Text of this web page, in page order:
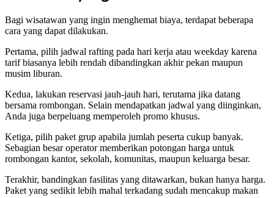
Bagi wisatawan yang ingin menghemat biaya, terdapat beberapa
cara yang dapat dilakukan.
Pertama, pilih jadwal rafting pada hari kerja atau weekday karena
tarif biasanya lebih rendah dibandingkan akhir pekan maupun
musim liburan.
Kedua, lakukan reservasi jauh-jauh hari, terutama jika datang
bersama rombongan. Selain mendapatkan jadwal yang diinginkan,
Anda juga berpeluang memperoleh promo khusus.
Ketiga, pilih paket grup apabila jumlah peserta cukup banyak.
Sebagian besar operator memberikan potongan harga untuk
rombongan kantor, sekolah, komunitas, maupun keluarga besar.
Terakhir, bandingkan fasilitas yang ditawarkan, bukan hanya harga.
Paket yang sedikit lebih mahal terkadang sudah mencakup makan